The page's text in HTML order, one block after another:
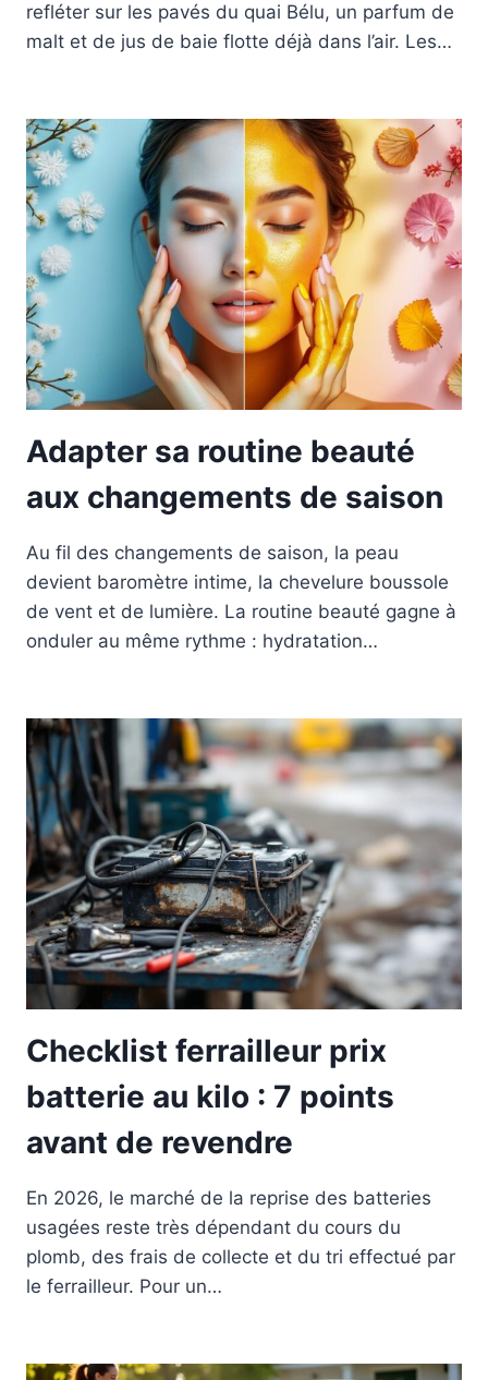
refléter sur les pavés du quai Bélu, un parfum de
malt et de jus de baie flotte déjà dans l’air. Les…
Adapter sa routine beauté
aux changements de saison
Au fil des changements de saison, la peau
devient baromètre intime, la chevelure boussole
de vent et de lumière. La routine beauté gagne à
onduler au même rythme : hydratation…
Checklist ferrailleur prix
batterie au kilo : 7 points
avant de revendre
En 2026, le marché de la reprise des batteries
usagées reste très dépendant du cours du
plomb, des frais de collecte et du tri effectué par
le ferrailleur. Pour un…